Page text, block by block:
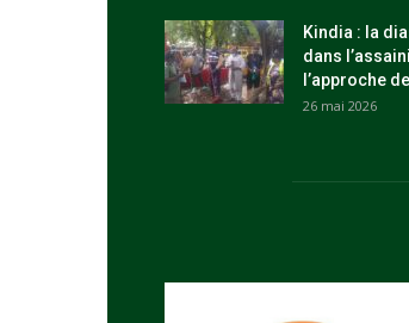
Kindia : la
dans
l’approche
26 mai 2026